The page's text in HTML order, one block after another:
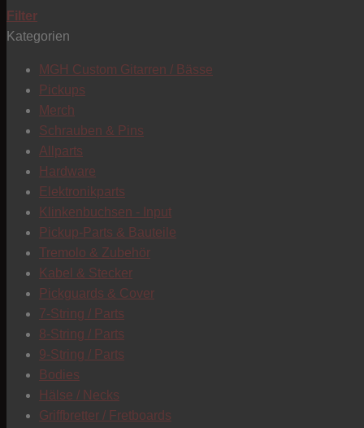
Filter
Kategorien
MGH Custom Gitarren / Bässe
Pickups
Merch
Schrauben & Pins
Allparts
Hardware
Elektronikparts
Klinkenbuchsen - Input
Pickup-Parts & Bauteile
Tremolo & Zubehör
Kabel & Stecker
Pickguards & Cover
7-String / Parts
8-String / Parts
9-String / Parts
Bodies
Hälse / Necks
Griffbretter / Fretboards